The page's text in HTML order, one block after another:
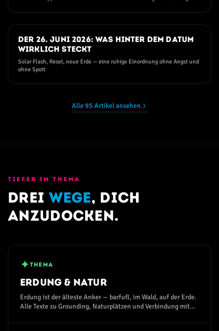
11. JUNI 2026
Der 26. Juni 2026: Was hinter dem Datum
wirklich steckt
Solar Flash, Reset, neue Erde — eine ruhige Einordnung ohne Angst und
ohne Spott
Alle 95 Artikel ansehen
TIEFER IM THEMA
Drei Wege, dich
anzudocken.
✦THEMA
Erdung & Natur
Erdung ist der älteste Anker — barfuß, im Wald, auf der Erde.
Alle Texte zu Grounding, Naturplätzen und Verbindung mit